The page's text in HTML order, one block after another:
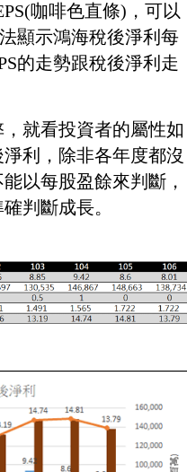
咖啡色直條)，可以
顯示鴻海稅後淨利每
的走勢跟稅後淨利走
就看投資者的屬性如
利，除非各年度都沒
以每股盈餘來判斷，
判斷成長。